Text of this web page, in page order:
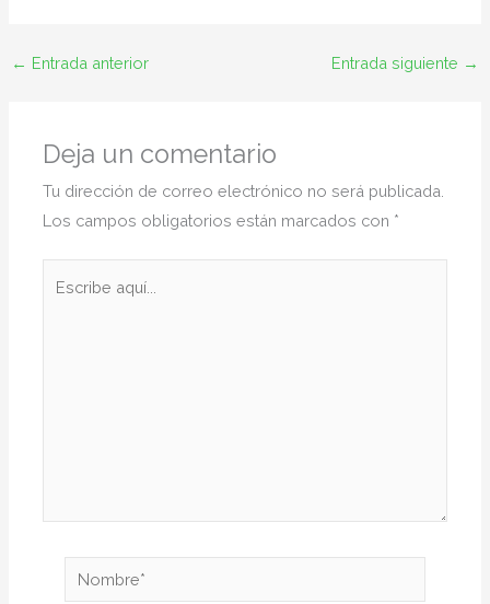
← Entrada anterior Entrada siguiente →
Deja un comentario
Tu dirección de correo electrónico no será publicada.
Los campos obligatorios están marcados con *
Nombre*